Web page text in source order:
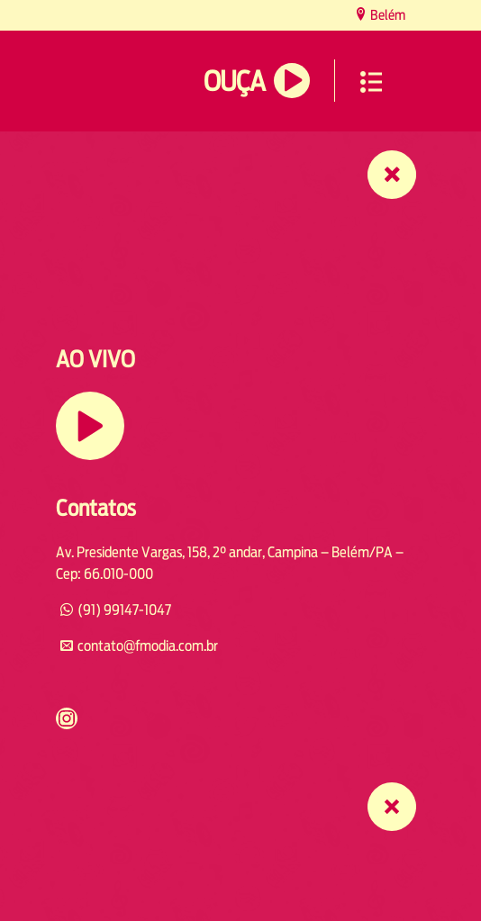
Belém
OUÇA
AO VIVO
Contatos
Av. Presidente Vargas, 158, 2° andar, Campina – Belém/PA –
Cep: 66.010-000
(91) 99147-1047
contato@fmodia.com.br
https://www.instagram.com/fmodia.cabofrio/